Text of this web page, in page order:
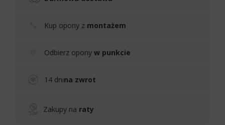
Kup opony z montażem
Odbierz opony w punkcie
14 dnina zwrot
Zakupy na raty